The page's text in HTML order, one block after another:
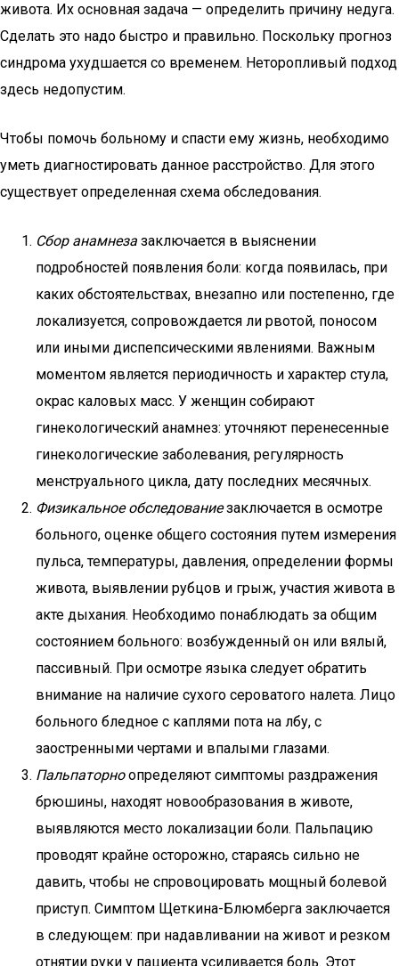
живота. Их основная задача — определить причину недуга.
Сделать это надо быстро и правильно. Поскольку прогноз
синдрома ухудшается со временем. Неторопливый подход
здесь недопустим.
Чтобы помочь больному и спасти ему жизнь, необходимо
уметь диагностировать данное расстройство. Для этого
существует определенная схема обследования.
Сбор анамнеза заключается в выяснении
подробностей появления боли: когда появилась, при
каких обстоятельствах, внезапно или постепенно, где
локализуется, сопровождается ли рвотой, поносом
или иными диспепсическими явлениями. Важным
моментом является периодичность и характер стула,
окрас каловых масс. У женщин собирают
гинекологический анамнез: уточняют перенесенные
гинекологические заболевания, регулярность
менструального цикла, дату последних месячных.
Физикальное обследованиезаключается в осмотре
больного, оценке общего состояния путем измерения
пульса, температуры, давления, определении формы
живота, выявлении рубцов и грыж, участия живота в
акте дыхания. Необходимо понаблюдать за общим
состоянием больного: возбужденный он или вялый,
пассивный. При осмотре языка следует обратить
внимание на наличие сухого сероватого налета. Лицо
больного бледное с каплями пота на лбу, с
заостренными чертами и впалыми глазами.
Пальпаторноопределяют симптомы раздражения
брюшины, находят новообразования в животе,
выявляются место локализации боли. Пальпацию
проводят крайне осторожно, стараясь сильно не
давить, чтобы не спровоцировать мощный болевой
приступ. Симптом Щеткина-Блюмберга заключается
в следующем: при надавливании на живот и резком
отнятии руки у пациента усиливается боль. Этот